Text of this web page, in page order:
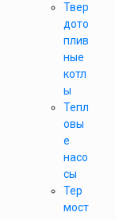
Твер
дото
плив
ные
котл
ы
Тепл
овы
е
насо
сы
Тер
мост